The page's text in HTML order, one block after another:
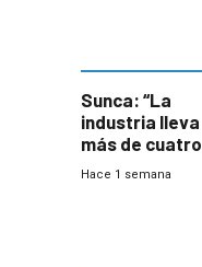
Sunca: “La
industria lleva
más de cuatro
meses sin
Hace 1 semana